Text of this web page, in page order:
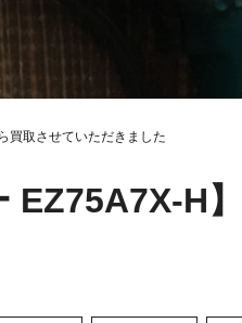
買取させていただきました
EZ75A7X-H